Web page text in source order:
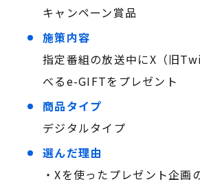
キャンペーン賞品
施策内容
指定番組の放送中にX（旧
べるe-GIFTをプレゼント
商品タイプ
デジタルタイプ
選んだ理由
・Xを使ったプレゼント企